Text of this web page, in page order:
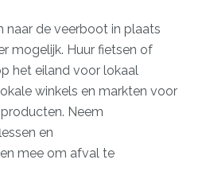
naar de veerboot in plaats
mogelijk. Huur fietsen of
het eiland voor lokaal
winkels en markten voor
Neem
en
mee om afval te